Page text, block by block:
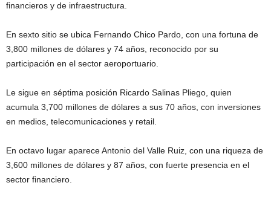
financieros y de infraestructura.
En sexto sitio se ubica Fernando Chico Pardo, con una fortuna de
3,800 millones de dólares y 74 años, reconocido por su
participación en el sector aeroportuario.
Le sigue en séptima posición Ricardo Salinas Pliego, quien
acumula 3,700 millones de dólares a sus 70 años, con inversiones
en medios, telecomunicaciones y retail.
En octavo lugar aparece Antonio del Valle Ruiz, con una riqueza de
3,600 millones de dólares y 87 años, con fuerte presencia en el
sector financiero.